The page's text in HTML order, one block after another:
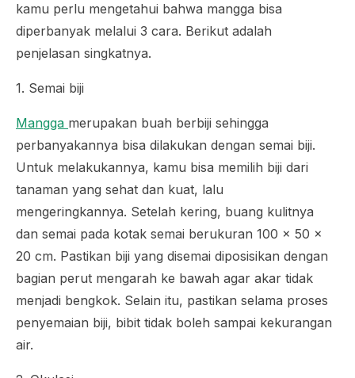
kamu perlu mengetahui bahwa mangga bisa
diperbanyak melalui 3 cara. Berikut adalah
penjelasan singkatnya.
1. Semai biji
Mangga merupakan buah berbiji sehingga
perbanyakannya bisa dilakukan dengan semai biji.
Untuk melakukannya, kamu bisa memilih biji dari
tanaman yang sehat dan kuat, lalu
mengeringkannya. Setelah kering, buang kulitnya
dan semai pada kotak semai berukuran 100 x 50 x
20 cm. Pastikan biji yang disemai diposisikan dengan
bagian perut mengarah ke bawah agar akar tidak
menjadi bengkok. Selain itu, pastikan selama proses
penyemaian biji, bibit tidak boleh sampai kekurangan
air.